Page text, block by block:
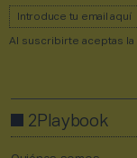
Al suscribirte aceptas la
2Playbook